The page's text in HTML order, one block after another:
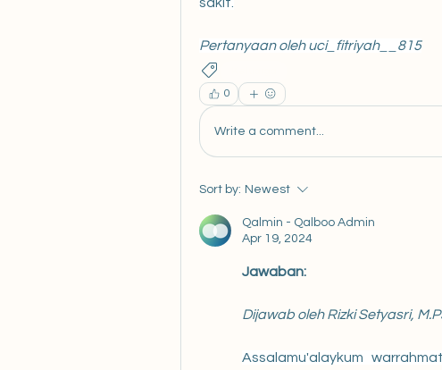
Pertanyaan oleh uci_fitriyah__815
0
Write a comment...
Sort by: Newest
Qalmin - Qalboo Admin
Apr 19, 2024
Jawaban:
Dijawab oleh Rizki Setyasri,
Assalamu'alaykum